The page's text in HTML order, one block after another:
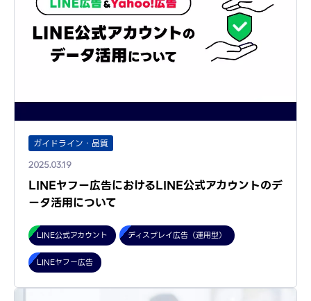
ガイドライン・品質
2025.03.19
LINEヤフー広告におけるLINE公式アカウントのデ
ータ活用について
LINE公式アカウント ディスプレイ広告（運用型）
LINEヤフー広告